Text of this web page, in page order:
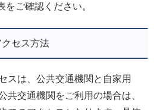
をご確認ください。
クセス方法
スは、公共交通機関と自家用
共交通機関をご利用の場合は、